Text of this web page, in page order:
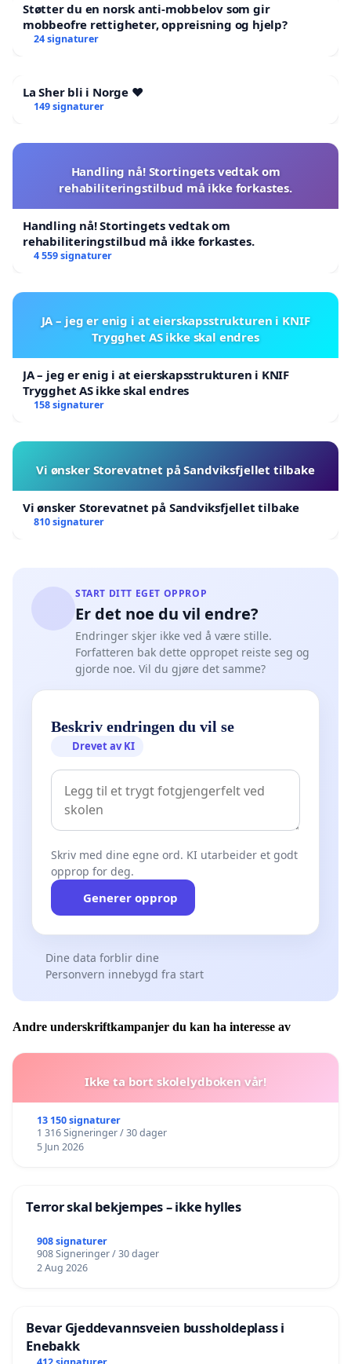
Støtter du en norsk anti-mobbelov som gir
mobbeofre rettigheter, oppreisning og hjelp?
24 signaturer
La Sher bli i Norge ❤️
149 signaturer
Handling nå! Stortingets vedtak om
rehabiliteringstilbud må ikke forkastes.
Handling nå! Stortingets vedtak om
rehabiliteringstilbud må ikke forkastes.
4 559 signaturer
JA – jeg er enig i at eierskapsstrukturen i KNIF
Trygghet AS ikke skal endres
JA – jeg er enig i at eierskapsstrukturen i KNIF
Trygghet AS ikke skal endres
158 signaturer
Vi ønsker Storevatnet på Sandviksfjellet tilbake
Vi ønsker Storevatnet på Sandviksfjellet tilbake
810 signaturer
START DITT EGET OPPROP
Er det noe du vil endre?
Endringer skjer ikke ved å være stille.
Forfatteren bak dette oppropet reiste seg og
gjorde noe. Vil du gjøre det samme?
Beskriv endringen du vil se
Drevet av KI
Skriv med dine egne ord. KI utarbeider et godt
opprop for deg.
Generer opprop
Dine data forblir dine
Personvern innebygd fra start
Andre underskriftkampanjer du kan ha interesse av
Ikke ta bort skolelydboken vår!
13 150 signaturer
1 316 Signeringer / 30 dager
5 Jun 2026
Terror skal bekjempes – ikke hylles
908 signaturer
908 Signeringer / 30 dager
2 Aug 2026
Bevar Gjeddevannsveien bussholdeplass i
Enebakk